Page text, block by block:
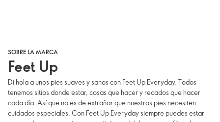
SOBRE LA MARCA
Feet Up
Di hola a unos pies suaves y sanos con Feet Up Everyday. Todos
tenemos sitios donde estar, cosas que hacer y recados que hacer
cada día. Así que no es de extrañar que nuestros pies necesiten
cuidados especiales. Con Feet Up Everyday siempre puedes estar